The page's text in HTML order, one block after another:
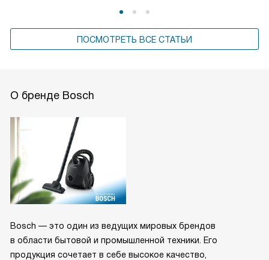
ПОСМОТРЕТЬ ВСЕ СТАТЬИ
О бренде Bosch
Bosch — это один из ведущих мировых брендов
в области бытовой и промышленной техники. Его
продукция сочетает в себе высокое качество,